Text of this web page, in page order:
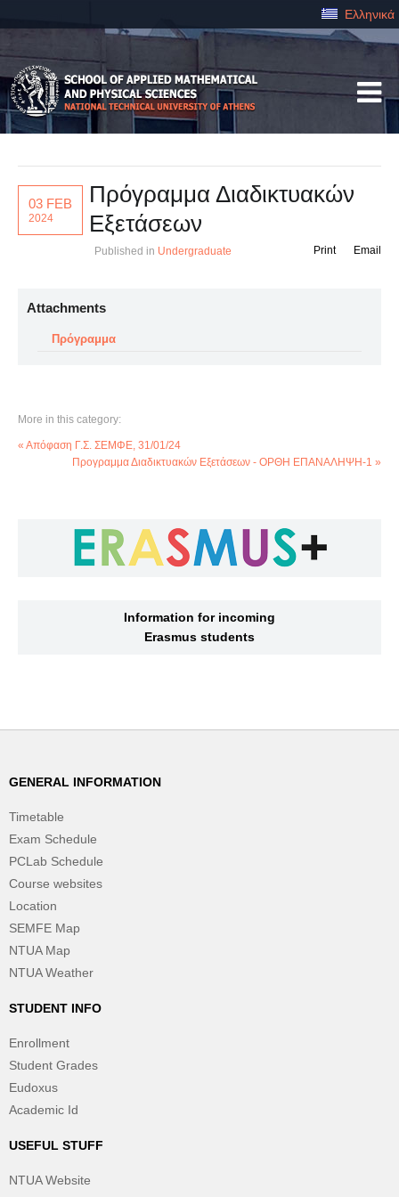
Ελληνικά
03 FEB
2024
Πρόγραμμα Διαδικτυακών
Εξετάσεων
Published in Undergraduate Email
Print
Attachments
Πρόγραμμα
More in this category:
« Απόφαση Γ.Σ. ΣΕΜΦΕ, 31/01/24
Προγραμμα Διαδικτυακών Εξετάσεων - ΟΡΘΗ ΕΠΑΝΑΛΗΨΗ-1 »
Information for incoming
Erasmus students
GENERAL INFORMATION
Timetable
Exam Schedule
PCLab Schedule
Course websites
Location
SEMFE Map
NTUA Map
NTUA Weather
STUDENT INFO
Enrollment
Student Grades
Eudoxus
Academic Id
USEFUL STUFF
NTUA Website